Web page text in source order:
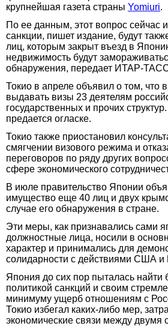
крупнейшая газета страны Yomiuri.
По ее данным, этот вопрос сейчас
санкции, пишет издание, будут
лиц, которым закрыт въезд в
недвижимость будут
обнаружения, передает ИТАР-
Токио в апреле объявил о том, что
выдавать визы 23 деятелям
государственных и прочих
предается огласке.
Токио также приостановил
смягчении визового режима и
переговоров по ряду других
сфере экономического
В июле правительство Японии
имущество еще 40 лиц и двух
случае его обнаружения в стране.
Эти меры, как признавались сами
должностные лица, носили в
характер и принимались для
солидарности с действиями США и
Япония до сих пор пыталась найти
политикой санкций и своим
минимуму ущерб отношениям с
Токио избегал каких-либо мер,
экономические связи между двумя